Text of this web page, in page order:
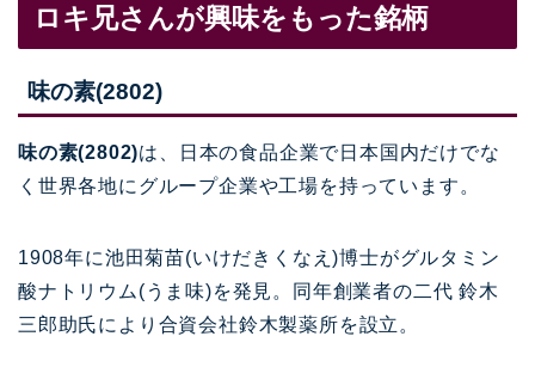
ロキ兄さんが興味をもった銘柄
味の素(2802)
味の素(2802)は、日本の食品企業で日本国内だけでな
く世界各地にグループ企業や工場を持っています。
1908年に池田菊苗(いけだきくなえ)博士がグルタミン
酸ナトリウム(うま味)を発見。同年創業者の二代 鈴木
三郎助氏により合資会社鈴木製薬所を設立。